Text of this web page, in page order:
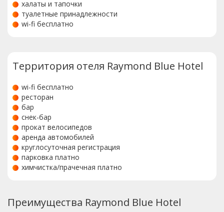
халаты и тапочки
туалетные принадлежности
wi-fi бесплатно
Территория отеля Raymond Blue Hotel
wi-fi бесплатно
ресторан
бар
снек-бар
прокат велосипедов
аренда автомобилей
круглосуточная регистрация
парковка платно
химчистка/прачечная платно
Преимущества Raymond Blue Hotel